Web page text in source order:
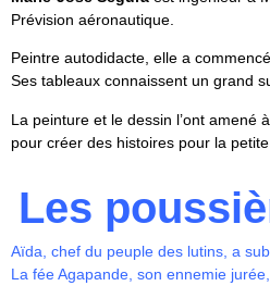
Prévision aéronautique.
Peintre autodidacte, elle a
Ses tableaux connaissent un grand
La peinture et le dessin l’ont amené
pour créer des histoires pour la petite
Les
Aïda, chef du peuple des lutins, a
La fée Agapande, son ennemie